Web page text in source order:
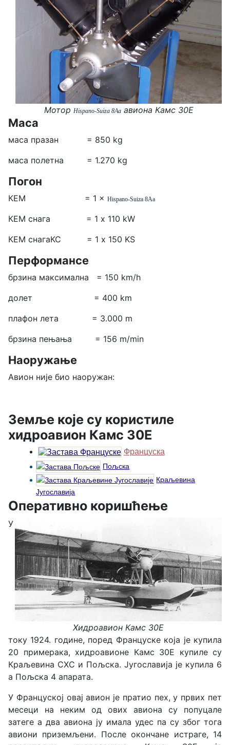
Мотор Hispano-Suiza 8Aa авиона Камс 30Е
Маса
маса празан = 850 kg
маса полетна = 1.270 kg
Погон
КЕМ = 1 × Hispano-Suiza 8Aa
КЕМ снага = 1 x 110 kW
КЕМ снагаКС = 1 х 150 KS
Перформансе
брзина максимална = 150 km/h
долет = 400 km
плафон лета = 3.000 m
брзина пењања = 156 m/min
Наоружање
Авион није био наоружан:
Земље које су користиле
хидроавион Камс 30Е
Француска
Пољска
Краљевина
Југославија
Оперативно коришћење
Хидроавион Камс 30Е
У
току 1924. године, поред Француске која је купила
20 примерака, хидроавионе Камс 30Е купиле су
Краљевина СХС и Пољска. Југославија је купила 6
а Пољска 4 апарата.
У Француској овај авион је пратио пех, у првих пет
месеци на неким од ових авиона су попуцале
затеге а два авиона ју имала удес па су због тога
авиони приземљени. После окончане истраге, 14